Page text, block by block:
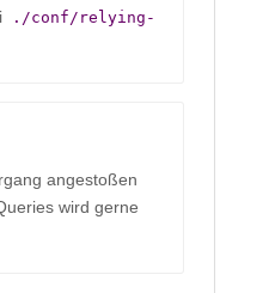
./conf/relying-
angestoßen
wird gerne